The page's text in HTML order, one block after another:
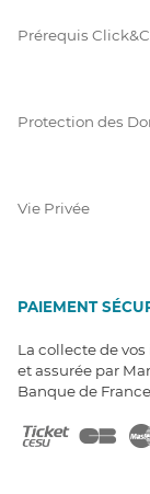
Prérequis
Protection des
Vie Privée
PAIEMENT
La collecte de
et assurée par
Banque de France.